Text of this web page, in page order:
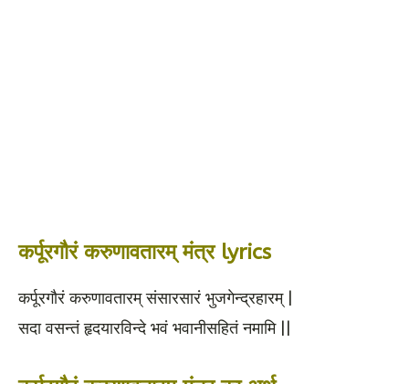
कर्पूरगौरं करुणावतारम् मंत्र lyrics
कर्पूरगौरं करुणावतारम् संसारसारं भुजगेन्द्रहारम् |
सदा वसन्तं हृदयारविन्दे भवं भवानीसहितं नमामि ||